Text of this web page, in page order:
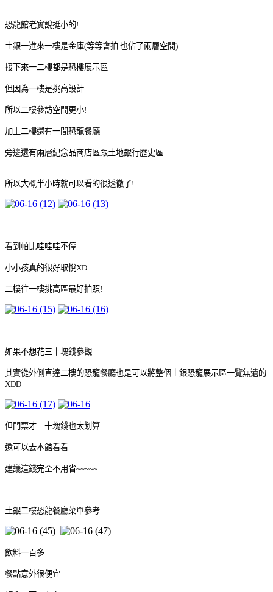
恐龍館老實說挺小的!
土銀一進來一樓是金庫(等等會拍 也佔了兩層空間)
接下來一二樓都是恐樓展示區
但因為一樓是挑高設計
所以二樓參訪空間更小!
加上二樓還有一間恐龍餐廳
旁邊還有兩層紀念品商店區跟土地銀行歷史區
所以大概半小時就可以看的很透徹了!
看到帕比哇哇哇不停
小小孩真的很好取悅XD
二樓往一樓挑高區最好拍照!
如果不想花三十塊錢參觀
其實從外側直達二樓的恐龍餐廳也是可以將整個土銀恐龍展示區一覽無遺的
XDD
但門票才三十塊錢也太划算
還可以去本館看看
建議這錢完全不用省~~~~~
土銀二樓恐龍餐廳菜單參考:
飲料一百多
餐點意外很便宜